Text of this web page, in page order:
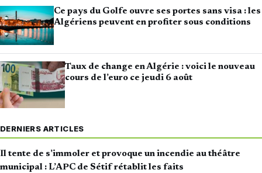
Ce pays du Golfe ouvre ses portes sans visa : les
Algériens peuvent en profiter sous conditions
Taux de change en Algérie : voici le nouveau
cours de l’euro ce jeudi 6 août
DERNIERS ARTICLES
Il tente de s’immoler et provoque un incendie au théâtre
municipal : L’APC de Sétif rétablit les faits